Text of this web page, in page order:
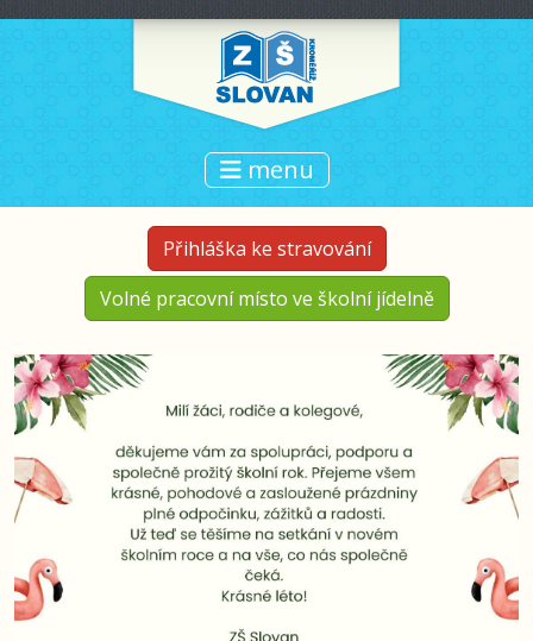
menu
Přihláška ke stravování
Volné pracovní místo ve školní jídelně